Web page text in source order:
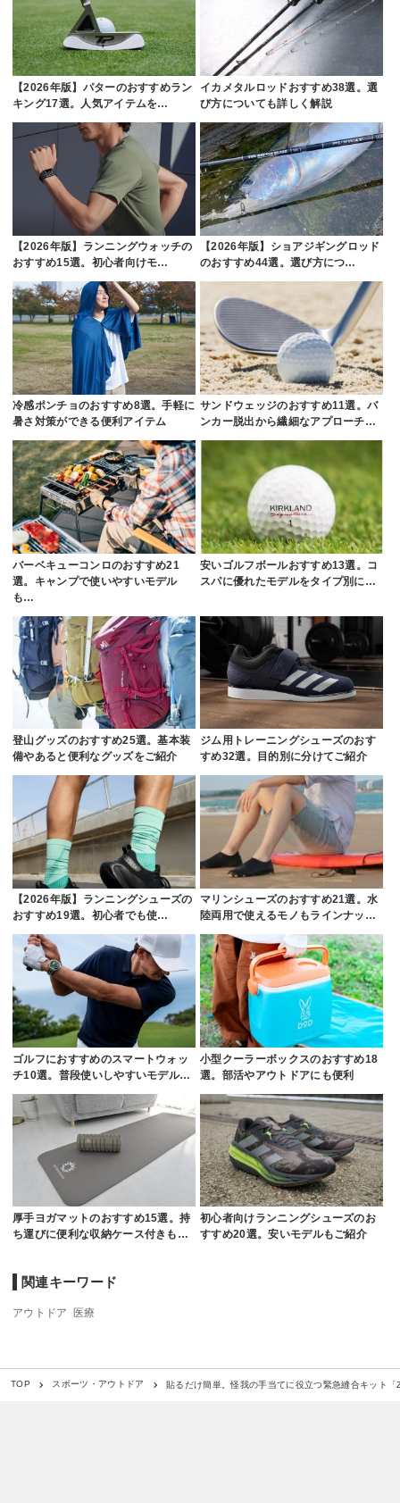
【2026年版】パターのおすすめラン
キング17選。人気アイテムを…
イカメタルロッドおすすめ38選。選
び方についても詳しく解説
【2026年版】ランニングウォッチの
おすすめ15選。初心者向けモ…
【2026年版】ショアジギングロッド
のおすすめ44選。選び方につ…
冷感ポンチョのおすすめ8選。手軽に
暑さ対策ができる便利アイテム
サンドウェッジのおすすめ11選。バ
ンカー脱出から繊細なアプローチ…
バーベキューコンロのおすすめ21
選。キャンプで使いやすいモデル
も…
安いゴルフボールおすすめ13選。コ
スパに優れたモデルをタイプ別に…
登山グッズのおすすめ25選。基本装
備やあると便利なグッズをご紹介
ジム用トレーニングシューズのおす
すめ32選。目的別に分けてご紹介
【2026年版】ランニングシューズの
おすすめ19選。初心者でも使…
マリンシューズのおすすめ21選。水
陸両用で使えるモノもラインナッ…
ゴルフにおすすめのスマートウォッ
チ10選。普段使いしやすいモデル…
小型クーラーボックスのおすすめ18
選。部活やアウトドアにも便利
厚手ヨガマットのおすすめ15選。持
ち運びに便利な収納ケース付きも…
初心者向けランニングシューズのお
すすめ20選。安いモデルもご紹介
関連キーワード
アウトドア 医療
TOP スポーツ・アウトドア 貼るだけ簡単。怪我の手当てに役立つ緊急縫合キット